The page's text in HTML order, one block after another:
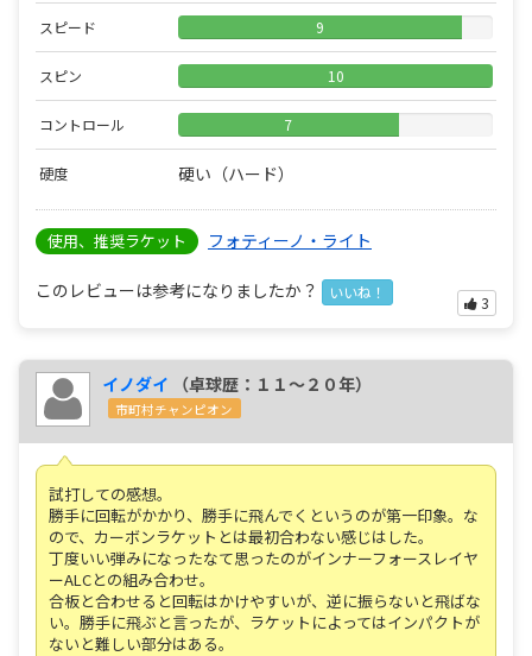
スピード 9
スピン 10
コントロール 7
硬度 硬い（ハード）
使用、推奨ラケット フォティーノ・ライト
このレビューは参考になりましたか？ いいね！
3
イノダイ （卓球歴：１１～２０年）
市町村チャンピオン
試打しての感想。
勝手に回転がかかり、勝手に飛んでくというのが第一印象。な
ので、カーボンラケットとは最初合わない感じはした。
丁度いい弾みになったなて思ったのがインナーフォースレイヤ
ーALCとの組み合わせ。
合板と合わせると回転はかけやすいが、逆に振らないと飛ばな
い。勝手に飛ぶと言ったが、ラケットによってはインパクトが
ないと難しい部分はある。